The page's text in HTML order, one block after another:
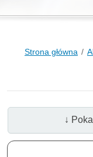
Strona główna
↓